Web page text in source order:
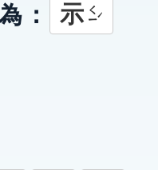
： 示 ㄑㄧˊ